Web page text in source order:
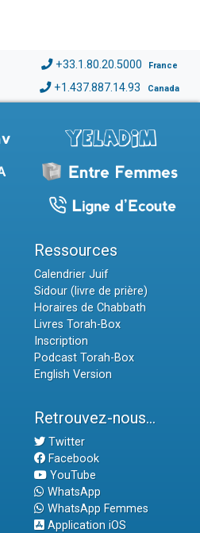
+33.1.80.20.5000 France
+1.437.887.14.93 Canada
Ressources
Calendrier Juif
Sidour (livre de prière)
Horaires de Chabbath
Livres Torah-Box
Inscription
Podcast Torah-Box
English Version
Retrouvez-nous...
Twitter
Facebook
YouTube
WhatsApp
WhatsApp Femmes
Application iOS